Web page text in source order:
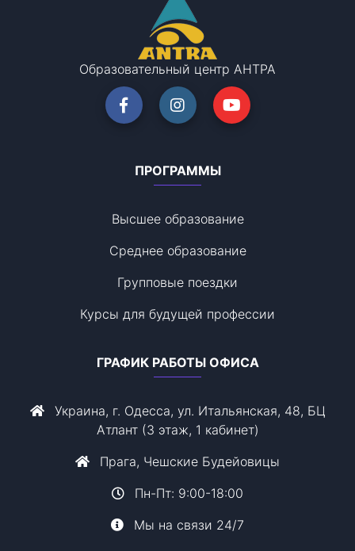
Образовательный центр АНТРА
ПРОГРАММЫ
Высшее образование
Среднее образование
Групповые поездки
Курсы для будущей профессии
ГРАФИК РАБОТЫ ОФИСА
Украина, г. Одесса, ул. Итальянская, 48, БЦ
Атлант (3 этаж, 1 кабинет)
Прага, Чешские Будейовицы
Пн-Пт: 9:00-18:00
Мы на связи 24/7